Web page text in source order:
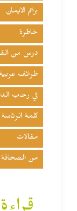
براعم الايمان
خاطرة
درس من
طرائف عربية
في رحاب
كلمة الرئاسة
مقالات
من الصحافة